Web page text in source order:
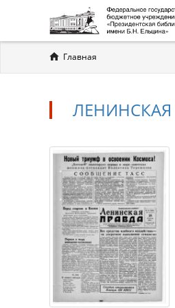
Вы
здесь
Главная
ЛЕНИНСКАЯ